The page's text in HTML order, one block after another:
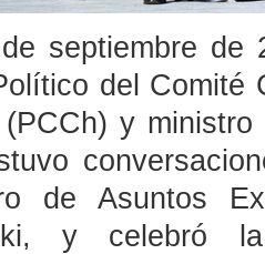
septiembre de
del Comité
y
de Asuntos
y celebró